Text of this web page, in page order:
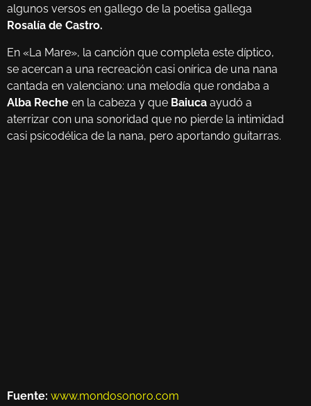
algunos versos en gallego de la poetisa gallega
Rosalía de Castro.
En «La Mare», la canción que completa este díptico,
se acercan a una recreación casi onírica de una nana
cantada en valenciano: una melodía que rondaba a
Alba Reche en la cabeza y que Baiuca ayudó a
aterrizar con una sonoridad que no pierde la intimidad
casi psicodélica de la nana, pero aportando guitarras.
Fuente: www.mondosonoro.com